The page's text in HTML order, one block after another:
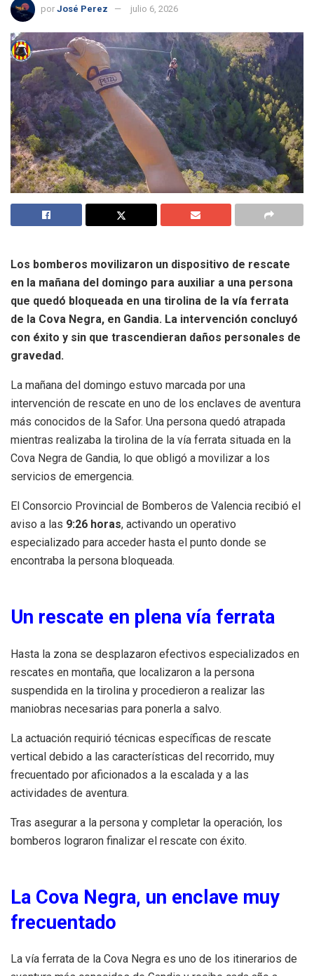
por José Perez julio 6, 2026
Los bomberos movilizaron un dispositivo de rescate
en la mañana del domingo para auxiliar a una persona
que quedó bloqueada en una tirolina de la vía ferrata
de la Cova Negra, en Gandia. La intervención concluyó
con éxito y sin que trascendieran daños personales de
gravedad.
La mañana del domingo estuvo marcada por una
intervención de rescate en uno de los enclaves de aventura
más conocidos de la Safor. Una persona quedó atrapada
mientras realizaba la tirolina de la vía ferrata situada en la
Cova Negra de Gandia, lo que obligó a movilizar a los
servicios de emergencia.
El Consorcio Provincial de Bomberos de Valencia recibió el
aviso a las 9:26 horas, activando un operativo
especializado para acceder hasta el punto donde se
encontraba la persona bloqueada.
Un rescate en plena vía ferrata
Hasta la zona se desplazaron efectivos especializados en
rescates en montaña, que localizaron a la persona
suspendida en la tirolina y procedieron a realizar las
maniobras necesarias para ponerla a salvo.
La actuación requirió técnicas específicas de rescate
vertical debido a las características del recorrido, muy
frecuentado por aficionados a la escalada y a las
actividades de aventura.
Tras asegurar a la persona y completar la operación, los
bomberos lograron finalizar el rescate con éxito.
La Cova Negra, un enclave muy
frecuentado
La vía ferrata de la Cova Negra es uno de los itinerarios de